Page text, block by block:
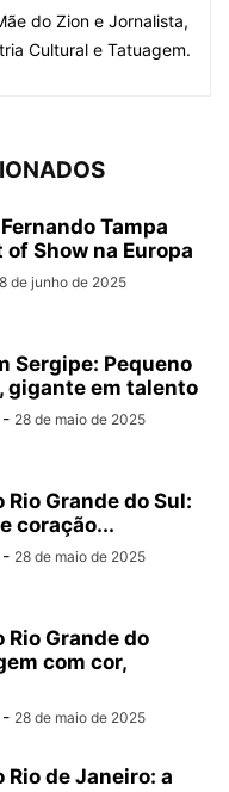
do Zion e Jornalista,
Cultural e Tatuagem.
Tampa
Show na Europa
de junho de 2025
Sergipe: Pequeno
gigante em talento
- 28 de maio de 2025
Rio Grande do Sul:
coração...
- 28 de maio de 2025
Rio Grande do
com cor,
- 28 de maio de 2025
Rio de Janeiro: a